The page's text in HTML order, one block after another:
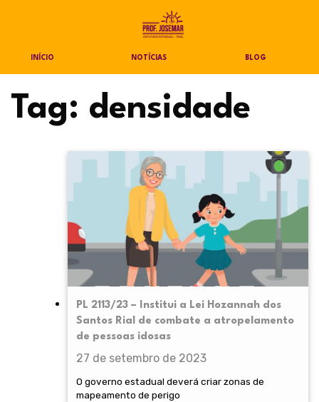
INÍCIO NOTÍCIAS BLOG
Tag: densidade
PL 2113/23 – Institui a Lei Hozannah dos
Santos Rial de combate a atropelamento
de pessoas idosas
27 de setembro de 2023
O governo estadual deverá criar zonas de
mapeamento de perigo